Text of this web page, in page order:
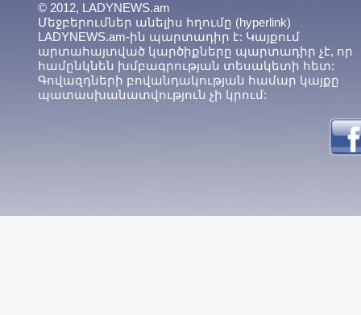
© 2012, LADYNEWS.am
Մեջբերումներ անելիս հղումը (hyperlink)
LADYNEWS.am-ին պարտադիր է: Կայքում
արտահայտված կարծիքները պարտադիր չէ, որ
համընկնեն խմբագրության տեսակետի հետ:
Գովազդների բովանդակության համար կայքը
պատասխանատվություն չի կրում: